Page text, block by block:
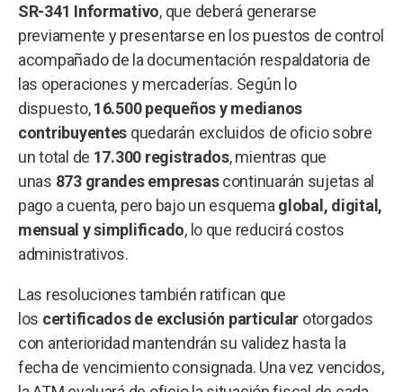
SR-341 Informativo, que deberá generarse
previamente y presentarse en los puestos de control
acompañado de la documentación respaldatoria de
las operaciones y mercaderías. Según lo
dispuesto,16.500 pequeños y medianos
contribuyentes quedarán excluidos de oficio sobre
un total de 17.300 registrados, mientras que
unas 873 grandes empresascontinuarán sujetas al
pago a cuenta, pero bajo un esquema global, digital,
mensual y simplificado, lo que reducirá costos
administrativos.
Las resoluciones también ratifican que
los certificados de exclusión particular otorgados
con anterioridad mantendrán su validez hasta la
fecha de vencimiento consignada. Una vez vencidos,